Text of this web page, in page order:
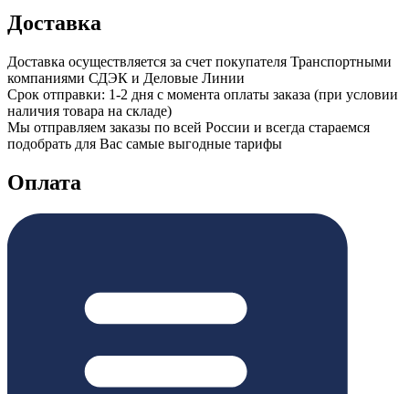
Доставка
Доставка осуществляется за счет покупателя Транспортными
компаниями СДЭК и Деловые Линии
Срок отправки: 1-2 дня с момента оплаты заказа (при условии
наличия товара на складе)
Мы отправляем заказы по всей России и всегда стараемся
подобрать для Вас самые выгодные тарифы
Оплата